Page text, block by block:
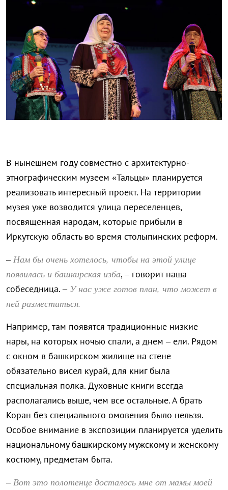
В нынешнем году совместно с архитектурно-
этнографическим музеем «Тальцы» планируется
реализовать интересный проект. На территории
музея уже возводится улица переселенцев,
посвященная народам, которые прибыли в
Иркутскую область во время столыпинских реформ.
–Нам бы очень хотелось, чтобы на этой улице
появилась и башкирская изба, – говорит наша
собеседница. – У нас уже готов план, что может в
ней разместиться.
Например, там появятся традиционные низкие
нары, на которых ночью спали, а днем – ели. Рядом
с окном в башкирском жилище на стене
обязательно висел курай, для книг была
специальная полка. Духовные книги всегда
располагались выше, чем все остальные. А брать
Коран без специального омовения было нельзя.
Особое внимание в экспозиции планируется уделить
национальному башкирскому мужскому и женскому
костюму, предметам быта.
–Вот это полотенце досталось мне от мамы моей